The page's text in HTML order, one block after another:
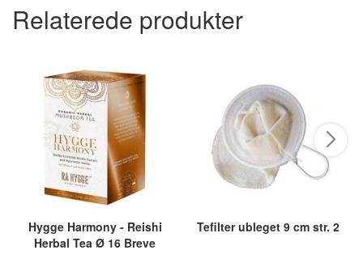
Relaterede produkter
Hygge Harmony - Reishi
Herbal Tea Ø 16 Breve
Tefilter ubleget 9 cm str. 2